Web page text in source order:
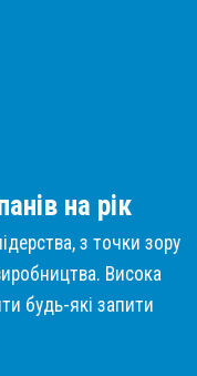
на рік
з точки зору
Висока
будь-які запити